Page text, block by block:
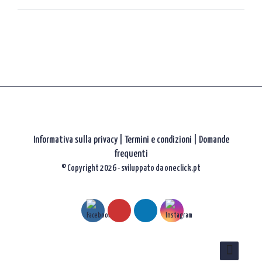
Informativa sulla privacy| Termini e condizioni |
Domande
frequenti
© Copyright 2026 - sviluppato da oneclick.pt